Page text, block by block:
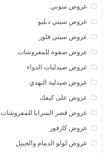
عروض سوني
عروض سيتي دبليو
عروض سيتي فلور
عروض صفوة للمفروشات
عروض صيدليات الدواء
عروض صيدلية النهدي
عروض على كيفك
عروض قصر السرايا للمفروشات
عروض كارفور
عروض لولو الدمام والجبيل